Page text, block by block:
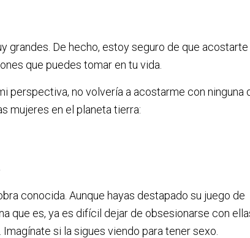
grandes. De hecho, estoy seguro de que acostarte
que puedes tomar en tu vida.
perspectiva, no volvería a acostarme con ninguna
mujeres en el planeta tierra:
conocida. Aunque hayas destapado su juego de
que es, ya es difícil dejar de obsesionarse con
si la sigues viendo para tener sexo.